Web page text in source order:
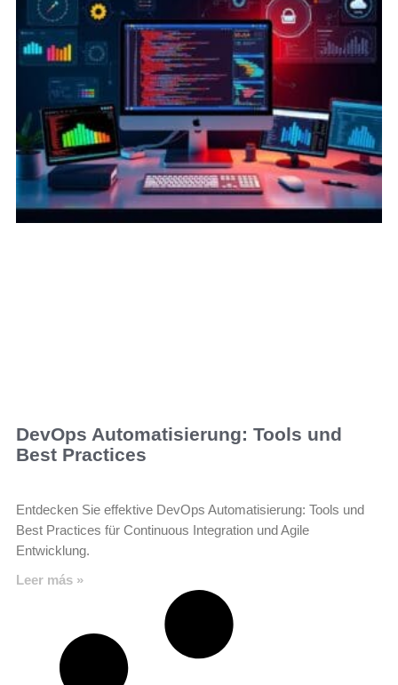
DevOps Automatisierung: Tools und
Best Practices
Entdecken Sie effektive DevOps Automatisierung: Tools und
Best Practices für Continuous Integration und Agile
Entwicklung.
Leer más »